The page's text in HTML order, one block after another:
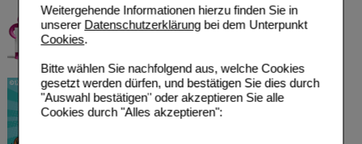
Weitergehende Informationen hierzu finden Sie in
unserer Datenschutzerklärungbei dem Unterpunkt
Cookies.
Bitte wählen Sie nachfolgend aus, welche Cookies
gesetzt werden dürfen, und bestätigen Sie dies durch
"Auswahl bestätigen" oder akzeptieren Sie alle
Cookies durch "Alles akzeptieren":